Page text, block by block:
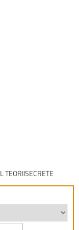
TEORIISECRETE